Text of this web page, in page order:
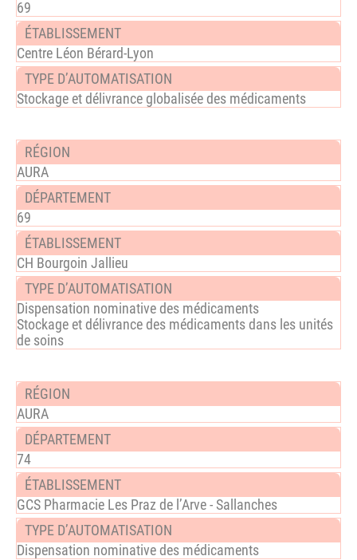
69
Centre Léon Bérard-Lyon
Stockage et délivrance globalisée des médicaments
AURA
69
CH Bourgoin Jallieu
Dispensation nominative des médicaments
Stockage et délivrance des médicaments dans les unités
de soins
AURA
74
GCS Pharmacie Les Praz de l’Arve - Sallanches
Dispensation nominative des médicaments